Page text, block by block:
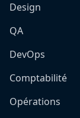
Design
QA
DevOps
Comptabilité
Opérations